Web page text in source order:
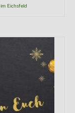
Eichsfeld